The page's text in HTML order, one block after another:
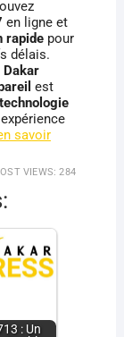
en ligne et
rapidepour
délais.
est
technologie
savoir
VIEWS: 284
: Un